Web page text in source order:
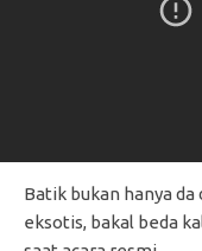
Batik bukan hanya da
eksotis, bakal beda